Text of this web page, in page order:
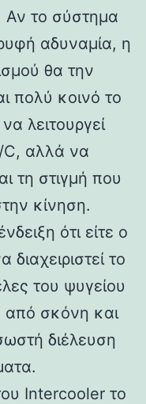
το σύστημα
αδυναμία, η
θα την
πολύ κοινό το
λειτουργεί
C, αλλά να
τη στιγμή που
κίνηση.
ότι είτε ο
το
του ψυγείου
από σκόνη και
διέλευση
Intercooler το